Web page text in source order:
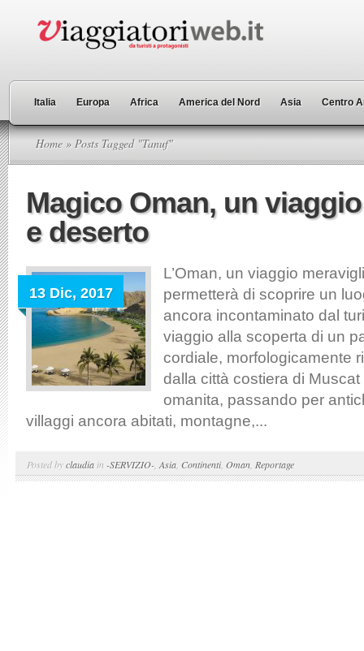
Italia Europa Africa America del Nord Asia Centro
Home » Posts Tagged "Tanuf"
Magico Oman, un
e deserto
13 Dic, 2017
L’Oman, un viaggio
permetterà di scoprire un
ancora incontaminato dal
viaggio alla scoperta di un
cordiale, morfologicamente
dalla città costiera di Muscat
omanita, passando per
villaggi ancora abitati, montagne,...
Posted byclaudia in -SERVIZIO- Asia Continenti, Oman Reportage